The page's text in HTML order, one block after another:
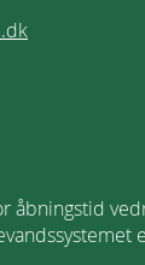
åbningstid